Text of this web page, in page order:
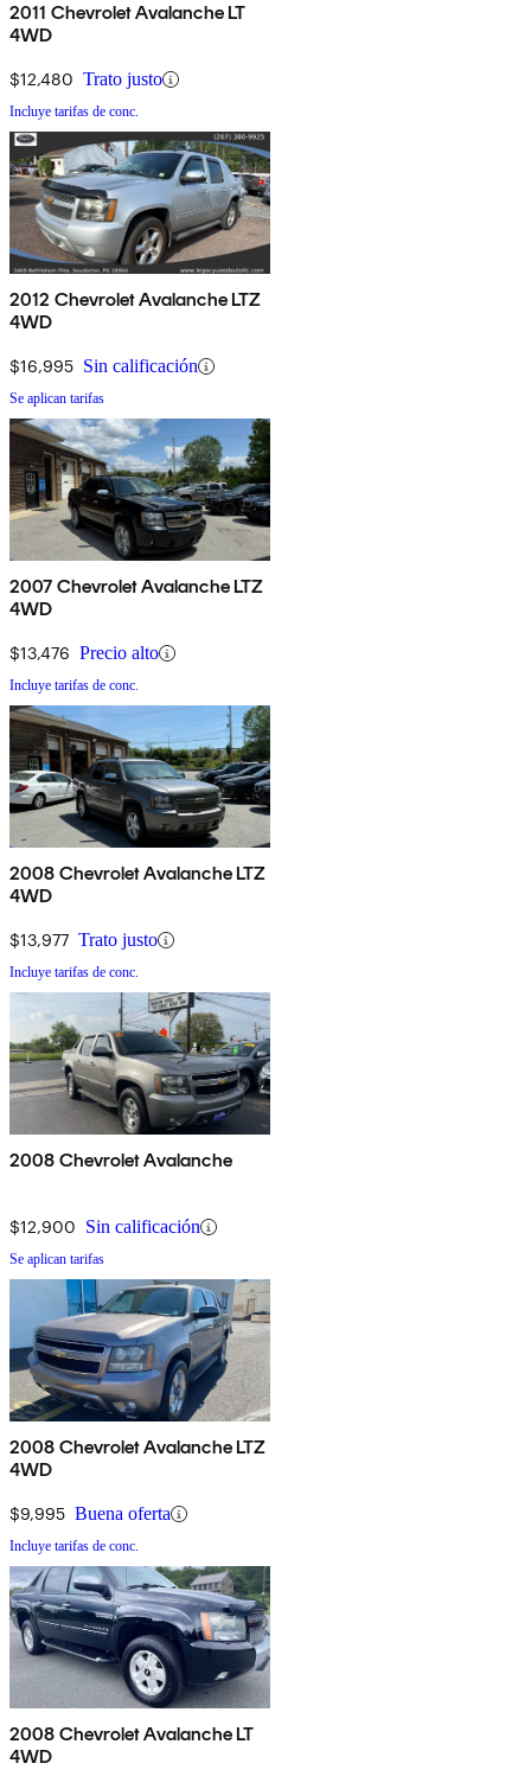
2011 Chevrolet Avalanche LT
4WD
$12,480 Trato justo
Incluye tarifas de conc.
2012 Chevrolet Avalanche LTZ
4WD
$16,995 Sin calificación
Se aplican tarifas
2007 Chevrolet Avalanche LTZ
4WD
$13,476 Precio alto
Incluye tarifas de conc.
2008 Chevrolet Avalanche LTZ
4WD
$13,977 Trato justo
Incluye tarifas de conc.
2008 Chevrolet Avalanche
$12,900 Sin calificación
Se aplican tarifas
2008 Chevrolet Avalanche LTZ
4WD
$9,995 Buena oferta
Incluye tarifas de conc.
2008 Chevrolet Avalanche LT
4WD